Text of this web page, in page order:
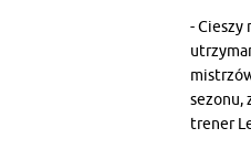
- Cieszy
sezonu,
trener